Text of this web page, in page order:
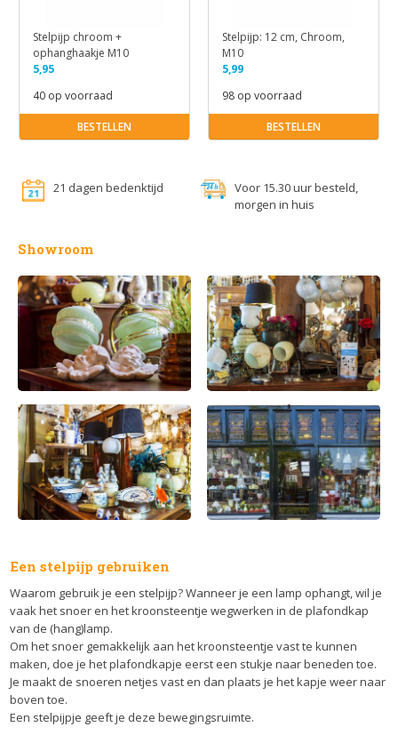
Stelpijp chroom +
ophanghaakje M10
5,95
40 op voorraad
BESTELLEN
Stelpijp: 12 cm, Chroom,
M10
5,99
98 op voorraad
BESTELLEN
21 dagen bedenktijd
Voor 15.30 uur besteld,
morgen in huis
Showroom
Een stelpijp gebruiken
Waarom gebruik je een stelpijp? Wanneer je een lamp ophangt, wil je
vaak het snoer en het kroonsteentje wegwerken in de plafondkap
van de (hang)lamp.
Om het snoer gemakkelijk aan het kroonsteentje vast te kunnen
maken, doe je het plafondkapje eerst een stukje naar beneden toe.
Je maakt de snoeren netjes vast en dan plaats je het kapje weer naar
boven toe.
Een stelpijpje geeft je deze bewegingsruimte.